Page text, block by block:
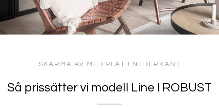
SKÄRMA AV MED PLÅT I NEDERKANT
Så prissätter vi modell Line I ROBUST